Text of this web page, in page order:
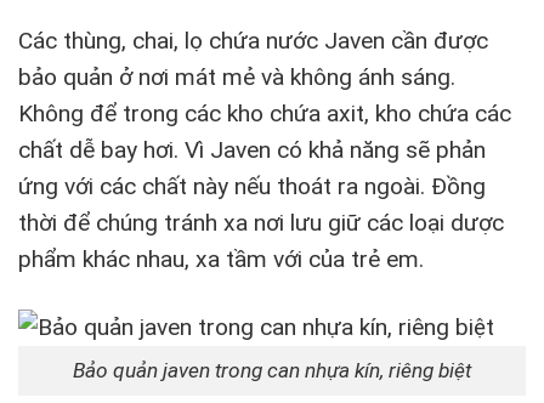
Các thùng, chai, lọ chứa nước Javen cần được
bảo quản ở nơi mát mẻ và không ánh sáng.
Không để trong các kho chứa axit, kho chứa các
chất dễ bay hơi. Vì Javen có khả năng sẽ phản
ứng với các chất này nếu thoát ra ngoài. Đồng
thời để chúng tránh xa nơi lưu giữ các loại dược
phẩm khác nhau, xa tầm với của trẻ em.
Bảo quản javen trong can nhựa kín, riêng biệt